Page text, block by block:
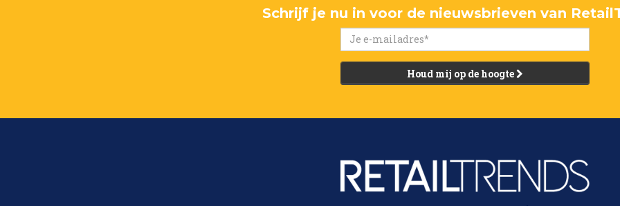
Schrijf je nu in voor de nieuwsbrieven van
Houd mij op de hoogte